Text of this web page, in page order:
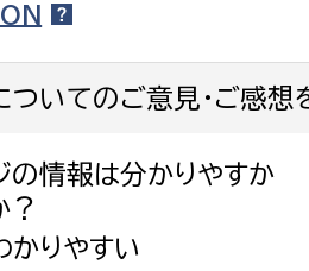
ついてのご意見・ご感
の情報は分かりやすか
？
かりやすい